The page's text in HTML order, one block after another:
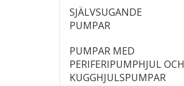
SJÄLVSUGANDE
PUMPAR
PUMPAR MED
PERIFERIPUMPHJUL OCH
KUGGHJULSPUMPAR